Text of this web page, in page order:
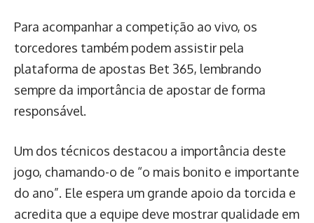
Para acompanhar a competição ao vivo, os
torcedores também podem assistir pela
plataforma de apostas Bet 365, lembrando
sempre da importância de apostar de forma
responsável.
Um dos técnicos destacou a importância deste
jogo, chamando-o de “o mais bonito e importante
do ano”. Ele espera um grande apoio da torcida e
acredita que a equipe deve mostrar qualidade em